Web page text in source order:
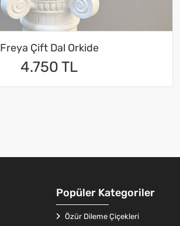
Freya Çift Dal Orkide
4.750 TL
Popüler Kategoriler
Özür Dileme Çiçekleri